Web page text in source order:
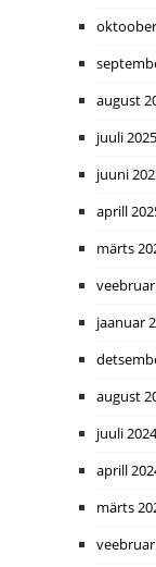
august
juuli 2025
juuni
aprill
märts
jaanuar
august
juuli 2024
aprill
märts